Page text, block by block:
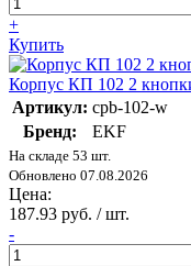
+
Купить
Корпус КП 102 2
Артикул: cpb-102-w
Бренд:
EKF
На складе 53 шт.
Обновлено 07.08.2026
Цена:
187.93 руб. / шт.
-